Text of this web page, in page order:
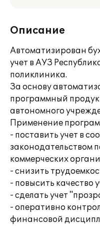
Описание
Автоматизирован
учет в АУЗ
поликлиника.
За основу
программный
автономного
Применение
- поставить учет в
законодательством
коммерческих
- снизить
- повысить качество
- сделать учет
- оперативно
финансовой